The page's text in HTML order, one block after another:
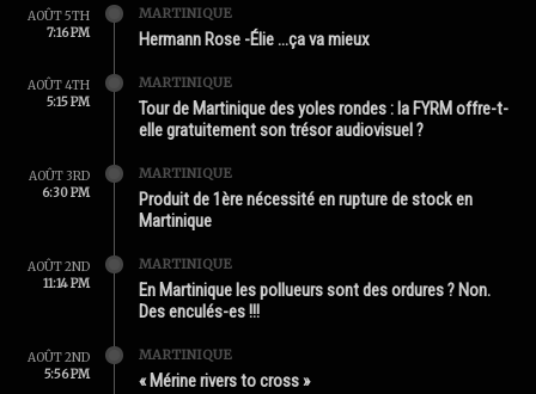
AOÛT 5TH
7:16 PM
MARTINIQUE
Hermann Rose -Élie …ça va mieux
AOÛT 4TH
5:15 PM
MARTINIQUE
Tour de Martinique des yoles rondes : la FYRM offre-t-
elle gratuitement son trésor audiovisuel ?
AOÛT 3RD
6:30 PM
MARTINIQUE
Produit de 1ère nécessité en rupture de stock en
Martinique
AOÛT 2ND
11:14 PM
MARTINIQUE
En Martinique les pollueurs sont des ordures ? Non.
Des enculés-es !!!
AOÛT 2ND
5:56 PM
MARTINIQUE
« Mérine rivers to cross »